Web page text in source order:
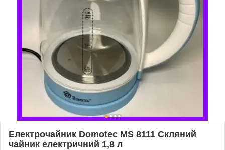
Електрочайник Domotec MS 8111 Скляний
чайник електричний 1,8 л